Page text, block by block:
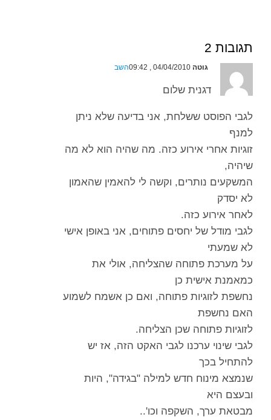
תגובות 2
גוטה השב
דגנית שלום
לגבי הפוסט ששלחת, אני בדיעה שלא ניתן
למנף
זוגיות אחרי אירוע כזה. מה שהיה הוא לא מה
שיהיה,
המשקעים נותרים, וקשה לי להאמין שהאמון
לא יסדק
לאחר אירוע כזה.
לגבי מודל של יחסים פתוחים, אני באופן אישי
לא שמעתי
על מערכת פתוחה שהצליחה, אולי את
כמאמנת אישית כן
נחשפת לזוגיות פתוחה, ואם כן אשמח לשמוע
האם נחשפת
לזוגיות פתוחה שכן הצליחה.
לגבי שינוי ערכנו לגבי האקט הזה, אז יש
להתחיל בכך
שנמצא מינוח חדש למילה "בגידה", היות
ובעצם היא
מבטאת ערך, השקפה וכו'..